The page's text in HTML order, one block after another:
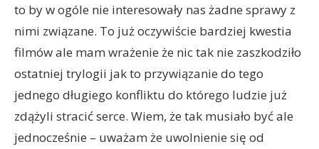
to by w ogóle nie interesowały nas żadne sprawy z
nimi związane. To już oczywiście bardziej kwestia
filmów ale mam wrażenie że nic tak nie zaszkodziło
ostatniej trylogii jak to przywiązanie do tego
jednego długiego konfliktu do którego ludzie już
zdążyli stracić serce. Wiem, że tak musiało być ale
jednocześnie – uważam że uwolnienie się od